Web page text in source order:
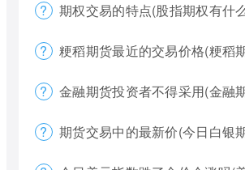
期权交易的特点(股指期权有什
粳稻期货最近的交易价格(粳稻期货最近
金融期货投资者不得采用(金融期货买入
期货交易中的最新价(今日白银